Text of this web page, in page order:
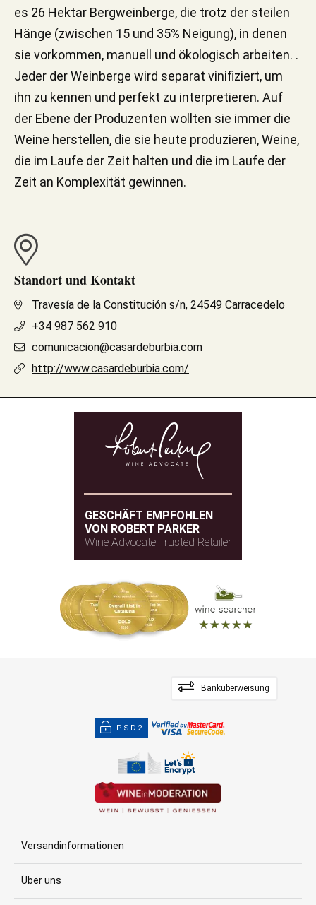
es 26 Hektar Bergweinberge, die trotz der steilen
Hänge (zwischen 15 und 35% Neigung), in denen
sie vorkommen, manuell und ökologisch arbeiten. .
Jeder der Weinberge wird separat vinifiziert, um
ihn zu kennen und perfekt zu interpretieren. Auf
der Ebene der Produzenten wollten sie immer die
Weine herstellen, die sie heute produzieren, Weine,
die im Laufe der Zeit halten und die im Laufe der
Zeit an Komplexität gewinnen.
Standort und Kontakt
Travesía de la Constitución s/n, 24549 Carracedelo
+34 987 562 910
comunicacion@casardeburbia.com
http://www.casardeburbia.com/
GESCHÄFT EMPFOHLEN
VON ROBERT PARKER
Wine Advocate Trusted Retailer
Banküberweisung
PSD2
Versandinformationen
Über uns